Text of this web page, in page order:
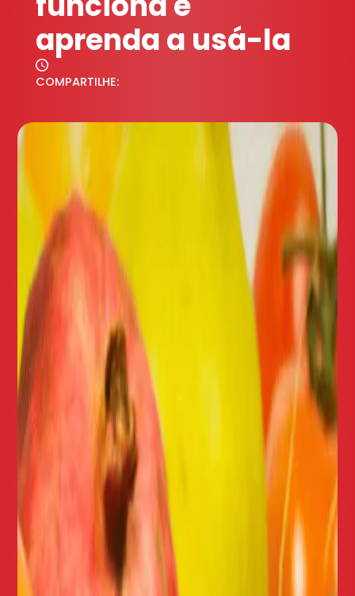
aprenda a usá-la
COMPARTILHE: